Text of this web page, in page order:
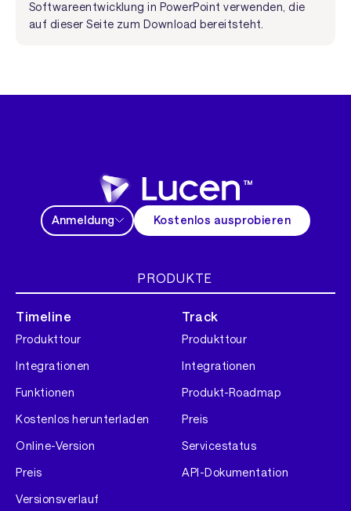
Softwareentwicklung in PowerPoint verwenden, die
auf dieser Seite zum Download bereitsteht.
Anmeldung Kostenlos ausprobieren
PRODUKTE
Timeline
Produkttour
Integrationen
Funktionen
Kostenlos herunterladen
Online-Version
Preis
Versionsverlauf
Track
Produkttour
Integrationen
Produkt-Roadmap
Preis
Servicestatus
API-Dokumentation